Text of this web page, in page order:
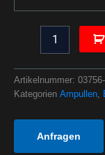
Artikelnummer:
Kategorien Ampullen,
Anfragen